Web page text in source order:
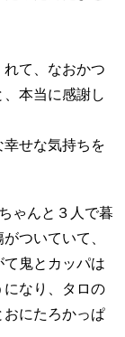
て、なおかつ
本当に感謝し
幸せな気持ちを
ゃんと３人で暮
ついていて、
鬼とカッパは
なり、タロの
おにたろかっぱ